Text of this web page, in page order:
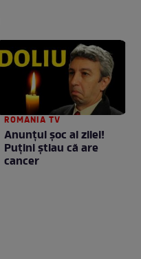
ROMANIA TV
Anunţul şoc al zilei!
Puţini ştiau că are
cancer